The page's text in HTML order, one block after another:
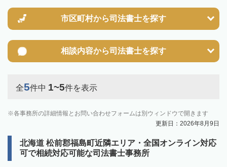
市区町村から司法書士を探す
相談内容から司法書士を探す
全5件中 1~5件を表示
各事務所の詳細情報とお問い合わせフォームは別ウィンドウで開きます
更新日：2026年8月9日
北海道 松前郡福島町近隣エリア・全国オンライン対応
可で相続対応可能な司法書士事務所